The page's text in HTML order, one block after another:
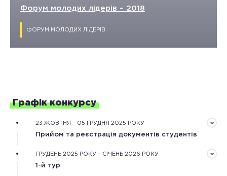
Форум молодих лідерів – 2018
ФОРУМ МОЛОДИХ ЛІДЕРІВ
Графік конкурсу
23 ЖОВТНЯ – 05 ГРУДНЯ 2025 РОКУ
Прийом та реєстрація документів студентів
ГРУДЕНЬ 2025 РОКУ – СІЧЕНЬ 2026 РОКУ
1-й тур